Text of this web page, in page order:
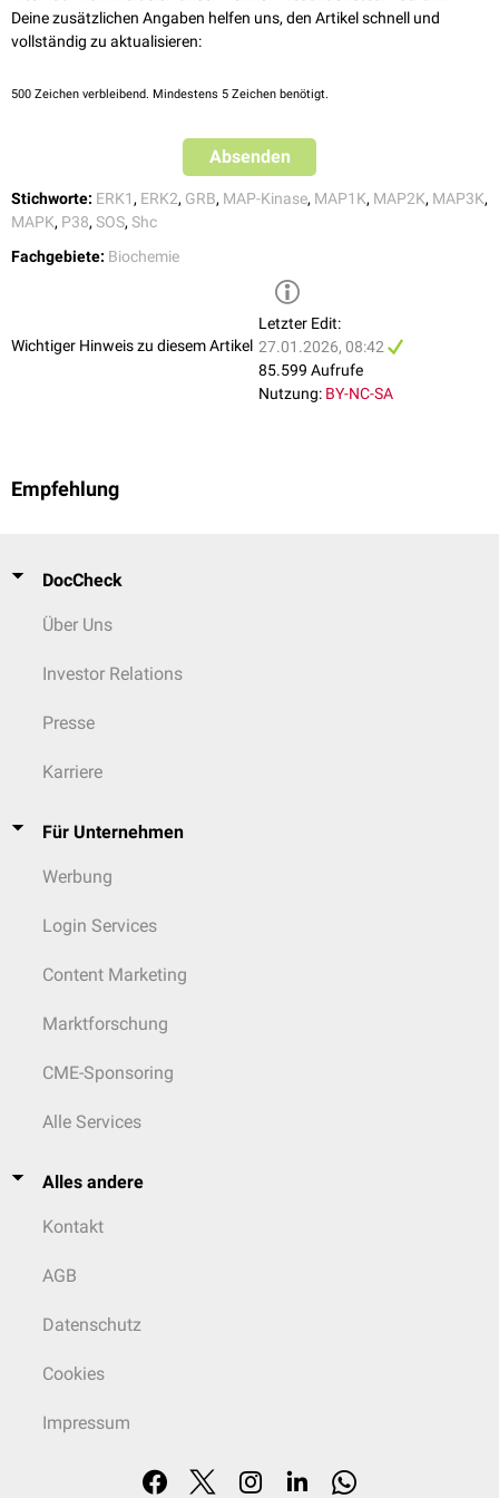
einigenZytokinen beteiligt.
JNK-Familie : Bisher nicht genau geklärt ist die Aktivierung der C-Jun-
die p38-Kinasen beiEntzündungsvorgängen
Deine zusätzlichen Angaben helfen uns, den Artikel schnell und
vollständig zu aktualisieren:
500 Zeichen verbleibend. Mindestens 5 Zeichen benötigt.
Absenden
Stichworte: ERK1, ERK2, GRB, MAP-Kinase, MAP1K, MAP2K, MAP3K,
MAPK, P38, SOS, Shc
Fachgebiete: Biochemie
Wichtiger Hinweis zu diesem Artikel
Letzter Edit:
27.01.2026, 08:42
85.599 Aufrufe
Nutzung: BY-NC-SA
Empfehlung
DocCheck
Über Uns
Investor Relations
Presse
Karriere
Für Unternehmen
Werbung
Login Services
Content Marketing
Marktforschung
CME-Sponsoring
Alle Services
Alles andere
Kontakt
AGB
Datenschutz
Cookies
Impressum